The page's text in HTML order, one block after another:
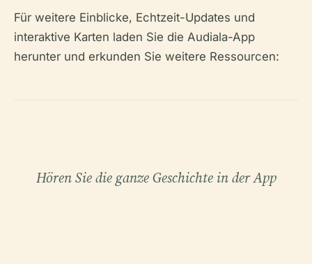
Für weitere Einblicke, Echtzeit-Updates und
interaktive Karten laden Sie die Audiala-App
herunter und erkunden Sie weitere Ressourcen:
Hören Sie die ganze Geschichte in der App